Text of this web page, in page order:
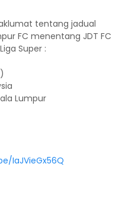
tentang jadual
FC menentang JDT FC
Super :
Lumpur
IaJVieGx56Q